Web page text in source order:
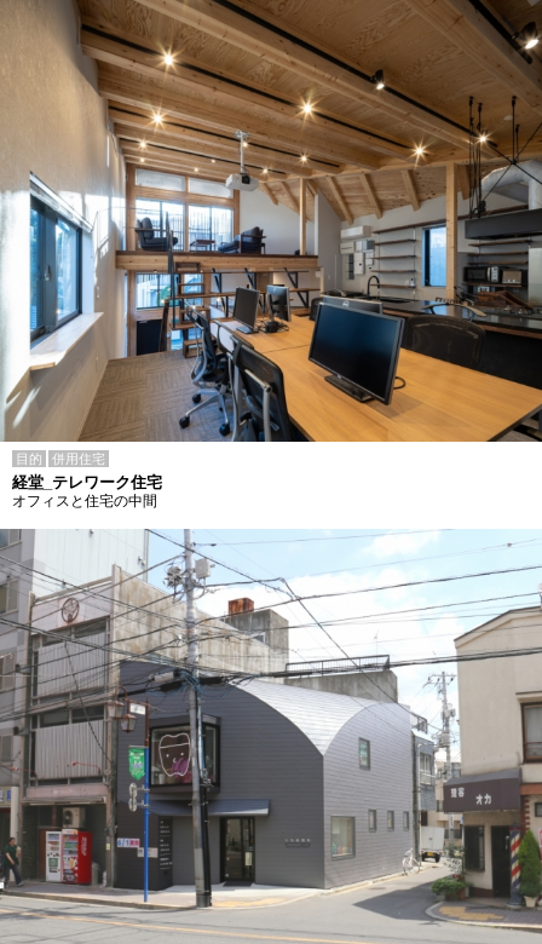
目的 併用住宅
経堂_テレワーク住宅
オフィスと住宅の中間